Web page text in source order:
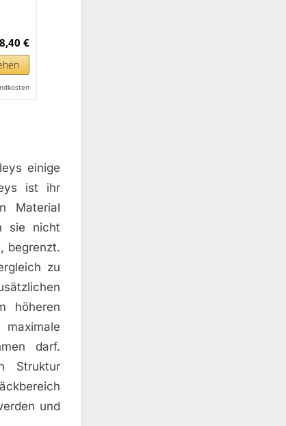
€
einige
ist ihr
Material
sie nicht
begrenzt.
zu
höheren
darf.
Struktur
und